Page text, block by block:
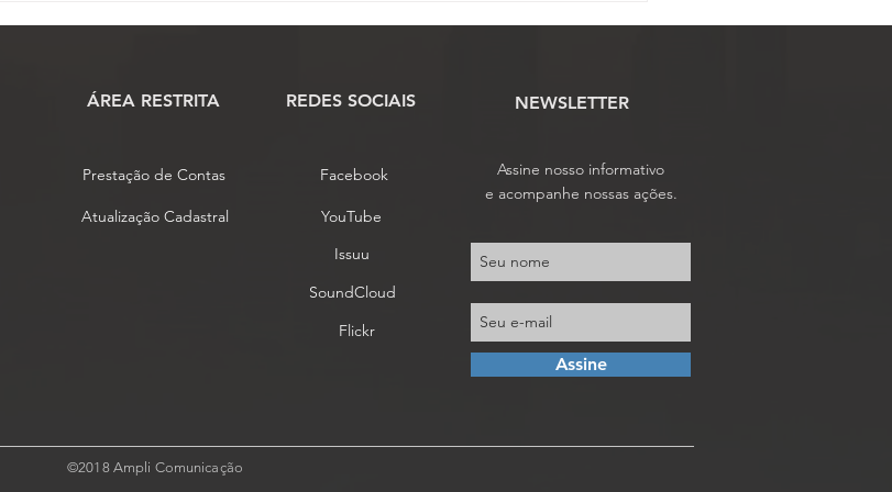
do prazo de
​ÁREA RESTRITA REDES SOCIAIS NEWSLETTER
Prestação de Contas
Atualização Cadastral
Facebook
YouTube
Issuu
SoundCloud
Flickr
Assine
Assine nosso informativo
e acompanhe nossas ações.
©2018 Ampli Comunicação